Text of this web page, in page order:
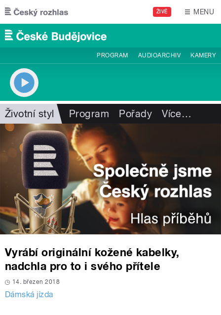
Přejít k hlavnímu obsahu
ŽIVĚ MENU
PROGRAM AUDIOARCHIV KAMERY
Životní styl Program Pořady Více…
Vyrábí originální kožené kabelky,
nadchla pro to i svého přítele
14. březen 2018
Dámská jízda